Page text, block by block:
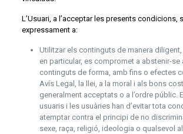
L’Usuari, a l’acceptar les presents condicions,
expressament a:
Utilitzar els continguts de manera
en particular, es compromet a abstenir-se
continguts de forma, amb fins o efectes
Avís Legal, la llei, a la moral i als bons
generalment acceptats o a l’ordre públic.
usuaris i les usuàries han d’evitar tota
atemptar contra el principi de no
sexe, raça, religió, ideologia o qualsevol